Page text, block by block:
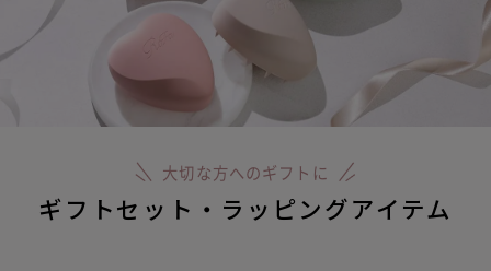
大切な方へのギフトに
ギフトセット・ラッピングアイテム